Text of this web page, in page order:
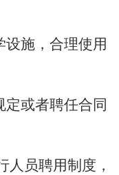
设施，合理使用
定或者聘任合同
人员聘用制度，